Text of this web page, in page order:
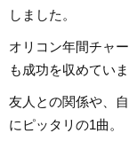
しました。
オリコン年間チャ
も成功を収めていま
友人との関係や、
にピッタリの1曲。